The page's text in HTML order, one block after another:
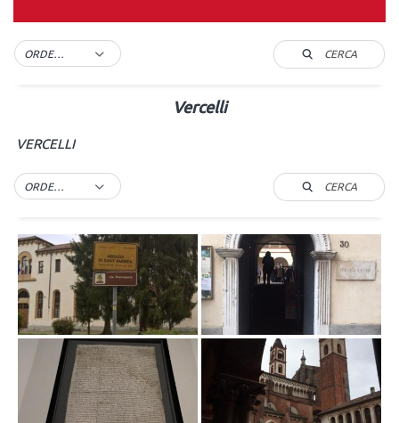
ORDER BY DEFAULT CERCA
Vercelli
VERCELLI
ORDER BY DEFAULT CERCA